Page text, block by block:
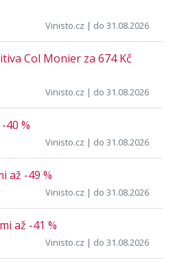
Vinisto.cz | do 31.08.2026
Col Monier za 674 Kč
Vinisto.cz | do 31.08.2026
40 %
Vinisto.cz | do 31.08.2026
až -49 %
Vinisto.cz | do 31.08.2026
až -41 %
Vinisto.cz | do 31.08.2026